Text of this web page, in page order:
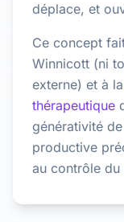
déplace, et
Ce concept
Winnicott (ni
externe) et à la
thérapeutique
générativité
productive
au contrôle